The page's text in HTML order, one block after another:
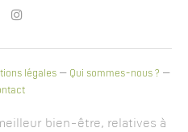
légales – Qui sommes-nous ? –
bien-être, relatives à